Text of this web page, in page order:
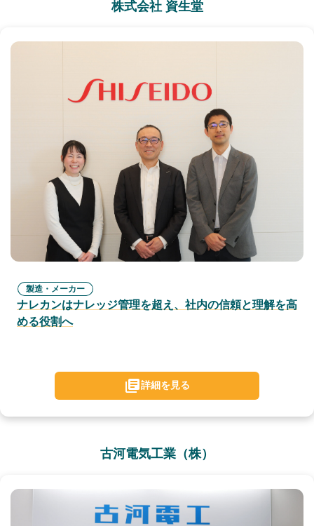
株式会社 資生堂
製造・メーカー
ナレカンはナレッジ管理を超え、社内の信頼と理解を高
める役割へ
詳細を見る
古河電気工業（株）